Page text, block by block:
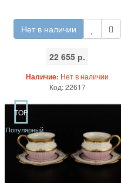
Нет в наличии
22 655 р.
Наличие: Нет в наличии
Код: 22617
TOP
Популярный